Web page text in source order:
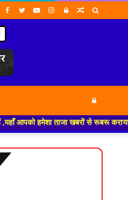
Random
Log
Instagram
YouTube
Twitter
Facebook
Log
In
ताजा खबरों से रूबरू कराया जाएगा ,